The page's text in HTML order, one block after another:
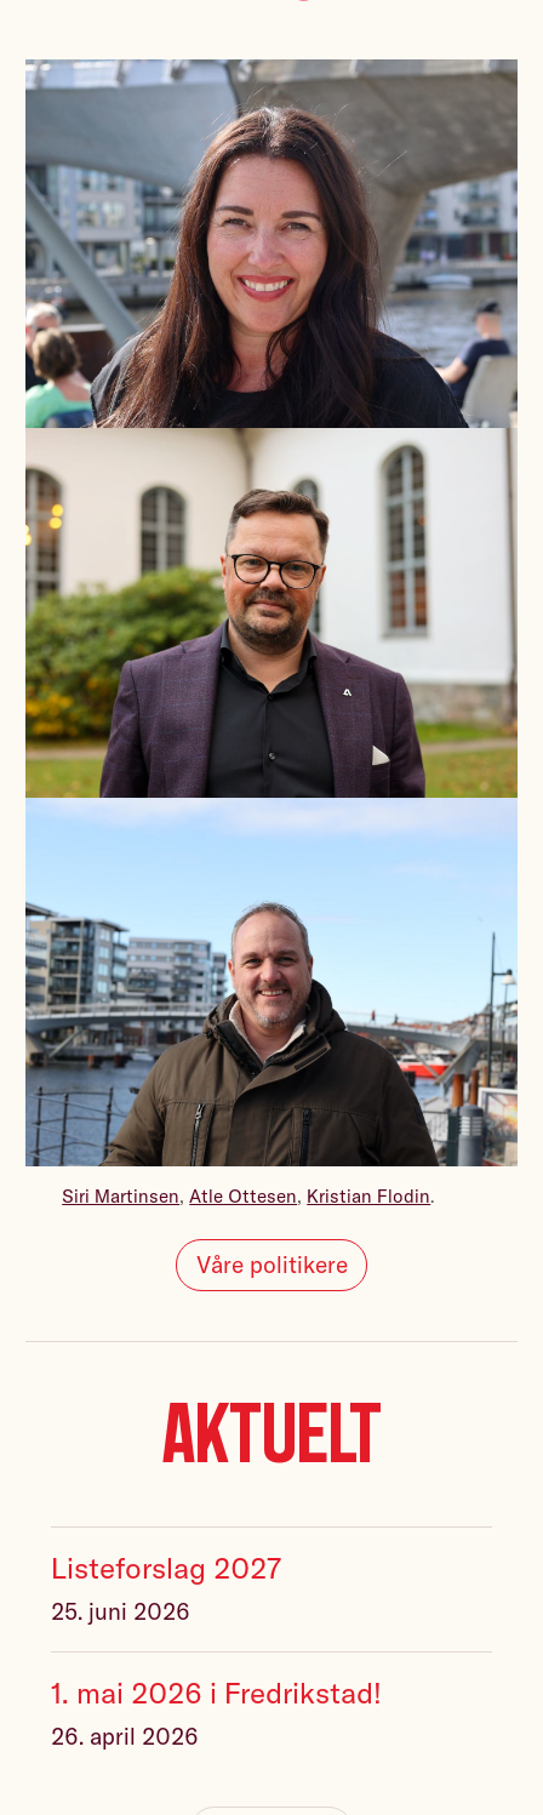
Siri Martinsen,Atle Ottesen, Kristian Flodin.
Våre politikere
Aktuelt
Listeforslag 2027
25. juni 2026
1. mai 2026 i Fredrikstad!
26. april 2026